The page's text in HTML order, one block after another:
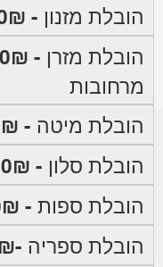
הובלת מזנון - 150-500₪
הובלת מזרן - 150-250₪
מרחובות
הובלת מיטה - 150-300₪
הובלת סלון - 150-500₪
הובלת ספות - 150-500₪
הובלת ספריה -150-500₪